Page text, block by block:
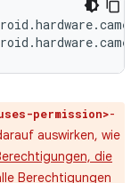
permission>-
auswirken, wie
die
Berechtigungen